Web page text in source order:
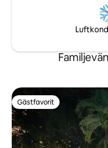
Gästfavorit
Gästfavorit